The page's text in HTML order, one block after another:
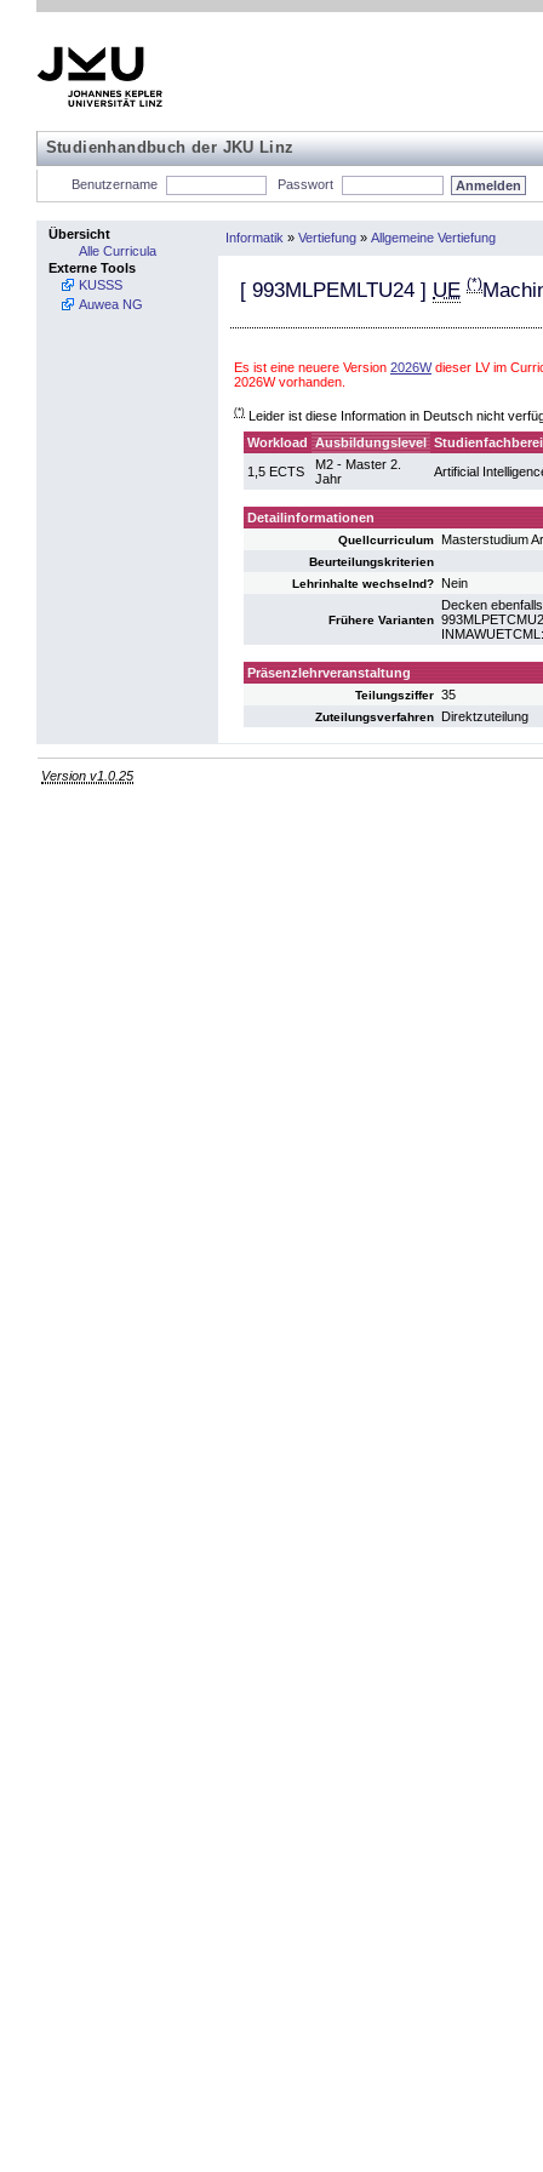
Studienhandbuch der JKU Linz
Benutzername Passwort
Übersicht
Alle Curricula
Externe Tools
KUSSS
Auwea NG
Informatik » Vertiefung » Allgemeine Vertiefung
[ 993MLPEMLTU24 ] UE (*)
Es ist eine neuere Version 2026Wdieser LV im
2026W vorhanden.
(*) Leider ist diese Information in Deutsch nicht
Workload Ausbildungslevel
1,5 ECTS
M2 - Master 2.
Jahr
Artificial
Detailinformationen
Quellcurriculum Masterstudium
Beurteilungskriterien
Lehrinhalte wechselnd? Nein
Frühere Varianten
Decken
Präsenzlehrveranstaltung
Teilungsziffer 35
Zuteilungsverfahren Direktzuteilung
Version v1.0.25